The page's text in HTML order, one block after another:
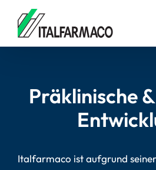
content
Präklinische
Italfarmaco ist aufgrund